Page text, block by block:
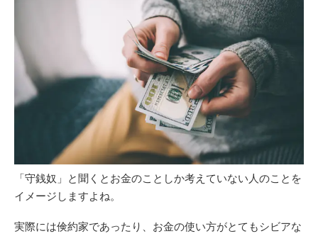
「守銭奴」と聞くとお金のことしか考えていない人のことを
イメージしますよね。
実際には倹約家であったり、お金の使い方がとてもシビアな